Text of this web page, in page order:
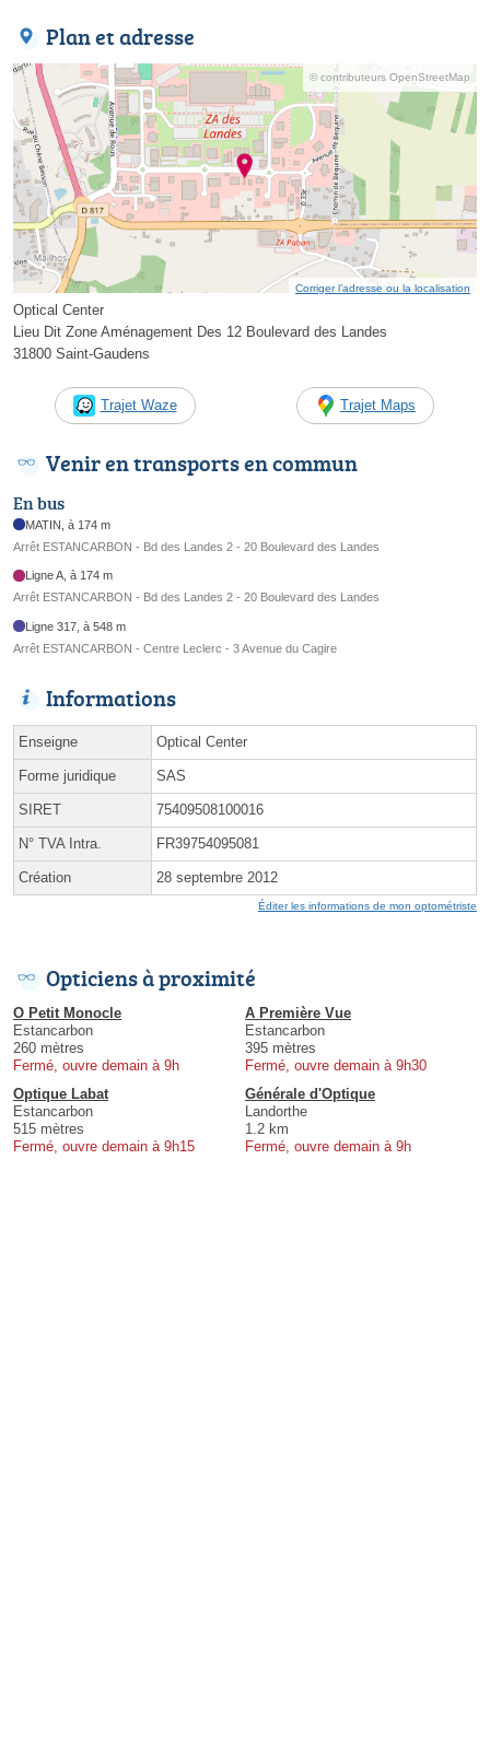
Plan et adresse
© contributeurs OpenStreetMap
Corriger l’adresse ou la localisation
Optical Center
Lieu Dit Zone Aménagement Des 12 Boulevard des Landes
31800 Saint-Gaudens
Trajet Waze Trajet Maps
Venir en transports en commun
En bus
MATIN, à 174 m
Arrêt ESTANCARBON - Bd des Landes 2 - 20 Boulevard des Landes
Ligne A, à 174 m
Arrêt ESTANCARBON - Bd des Landes 2 - 20 Boulevard des Landes
Ligne 317, à 548 m
Arrêt ESTANCARBON - Centre Leclerc - 3 Avenue du Cagire
Informations
Enseigne Optical Center
Forme juridique SAS
SIRET 75409508100016
N° TVA Intra. FR39754095081
Création 28 septembre 2012
Éditer les informations de mon optométriste
Opticiens à proximité
O Petit Monocle
Estancarbon
260 mètres
Fermé, ouvre demain à 9h
A Première Vue
Estancarbon
395 mètres
Fermé, ouvre demain à 9h30
Optique Labat
Estancarbon
515 mètres
Fermé, ouvre demain à 9h15
Générale d'Optique
Landorthe
1.2 km
Fermé, ouvre demain à 9h